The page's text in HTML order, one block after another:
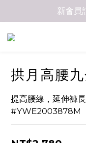
新會員
拱月高腰
提高腰線，延伸褲
#YWE2003878M